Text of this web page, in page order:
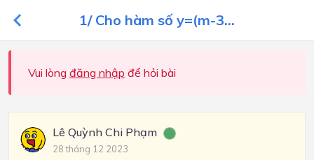
1/ Cho hàm số y=(m-3...
Vui lòng đăng nhập để hỏi bài
Lê Quỳnh Chi Phạm
28 tháng 12 2023